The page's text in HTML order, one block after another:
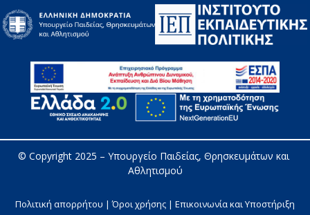
© Copyright 2025 – Υπουργείο Παιδείας, Θρησκευμάτων και
Αθλητισμού
Πολιτική απορρήτου | Όροι χρήσης | Επικοινωνία και Υποστήριξη